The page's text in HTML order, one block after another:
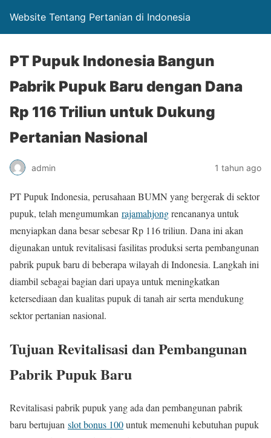
Website Tentang Pertanian di Indonesia
PT Pupuk Indonesia Bangun
Pabrik Pupuk Baru dengan Dana
Rp 116 Triliun untuk Dukung
Pertanian Nasional
admin 1 tahun ago
PT Pupuk Indonesia, perusahaan BUMN yang bergerak di sektor
pupuk, telah mengumumkan rajamahjongrencananya untuk
menyiapkan dana besar sebesar Rp 116 triliun. Dana ini akan
digunakan untuk revitalisasi fasilitas produksi serta pembangunan
pabrik pupuk baru di beberapa wilayah di Indonesia. Langkah ini
diambil sebagai bagian dari upaya untuk meningkatkan
ketersediaan dan kualitas pupuk di tanah air serta mendukung
sektor pertanian nasional.
Tujuan Revitalisasi dan Pembangunan
Pabrik Pupuk Baru
Revitalisasi pabrik pupuk yang ada dan pembangunan pabrik
baru bertujuan slot bonus 100untuk memenuhi kebutuhan pupuk